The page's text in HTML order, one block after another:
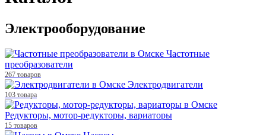
Электрооборудование
Частотные
преобразователи
267 товаров
Электродвигатели
103 товара
Редукторы, мотор-редукторы, вариаторы
15 товаров